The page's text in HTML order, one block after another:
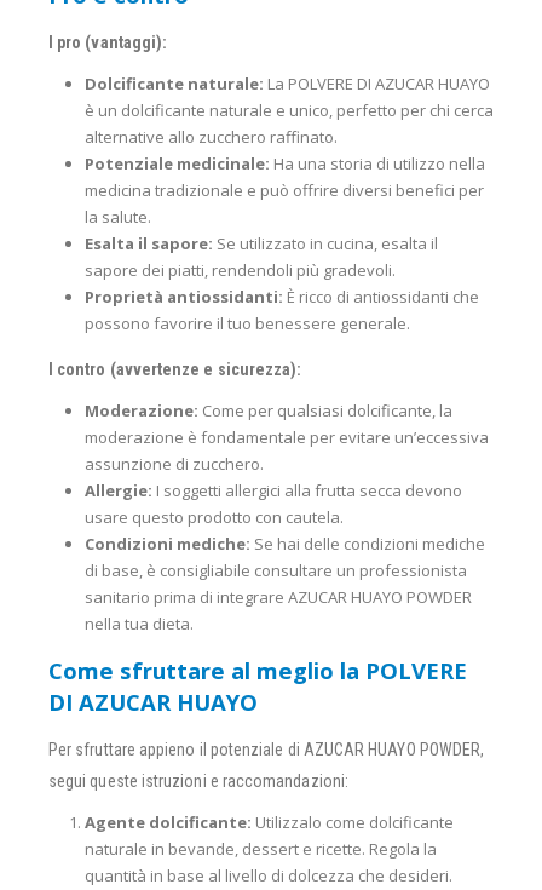
I pro (vantaggi):
Dolcificante naturale: La POLVERE DI AZUCAR HUAYO
è un dolcificante naturale e unico, perfetto per chi cerca
alternative allo zucchero raffinato.
Potenziale medicinale: Ha una storia di utilizzo nella
medicina tradizionale e può offrire diversi benefici per
la salute.
Esalta il sapore: Se utilizzato in cucina, esalta il
sapore dei piatti, rendendoli più gradevoli.
Proprietà antiossidanti: È ricco di antiossidanti che
possono favorire il tuo benessere generale.
I contro (avvertenze e sicurezza):
Moderazione: Come per qualsiasi dolcificante, la
moderazione è fondamentale per evitare un’eccessiva
assunzione di zucchero.
Allergie: I soggetti allergici alla frutta secca devono
usare questo prodotto con cautela.
Condizioni mediche: Se hai delle condizioni mediche
di base, è consigliabile consultare un professionista
sanitario prima di integrare AZUCAR HUAYO POWDER
nella tua dieta.
Come sfruttare al meglio la POLVERE
DI AZUCAR HUAYO
Per sfruttare appieno il potenziale di AZUCAR HUAYO POWDER,
segui queste istruzioni e raccomandazioni:
Agente dolcificante: Utilizzalo come dolcificante
naturale in bevande, dessert e ricette. Regola la
quantità in base al livello di dolcezza che desideri.